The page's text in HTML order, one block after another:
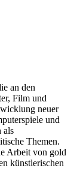
an den
Film und
neuer
und
als
Themen.
Arbeit von gold
künstlerischen